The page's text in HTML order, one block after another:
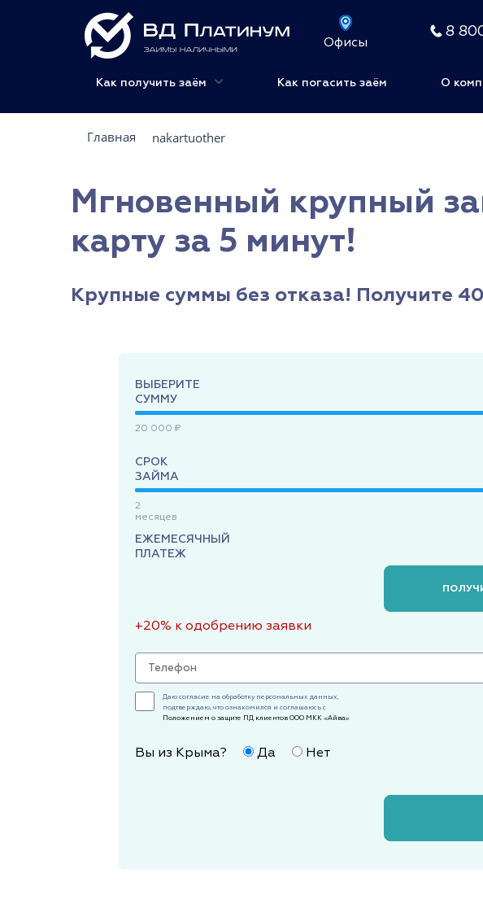
Офисы
8
Как получить заём Как погасить заём О
Главная nakartuother
Мгновенный крупный
карту за 5 минут!
Крупные суммы без отказа! Получите
ВЫБЕРИТЕ
СУММУ
20 000 ₽
СРОК
ЗАЙМА
2
месяцев
ЕЖЕМЕСЯЧНЫЙ
ПЛАТЕЖ
+20% к одобрению заявки
Даю согласие на обработку персональных данных,
подтверждаю, что ознакомился и соглашаюсь с
Положением о защите ПД клиентов ООО МКК «Айва»
Вы из Крыма? Да Нет